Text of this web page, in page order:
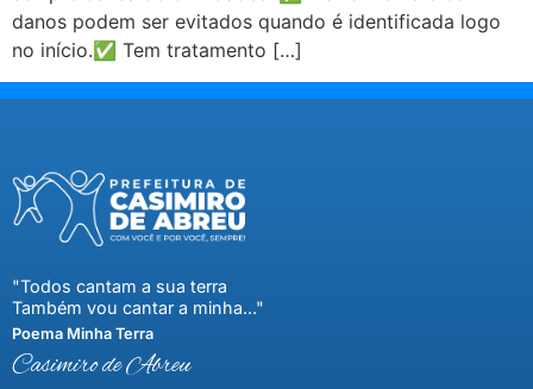
danos podem ser evitados quando é identificada logo
no início.✅ Tem tratamento […]
"Todos cantam a sua terra
Também vou cantar a minha..."
Poema Minha Terra
Casimiro de Abreu